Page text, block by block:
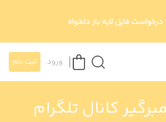
درخواست فایل لایه باز دلخواه
ورود ثبت نام
کانال تلگرام